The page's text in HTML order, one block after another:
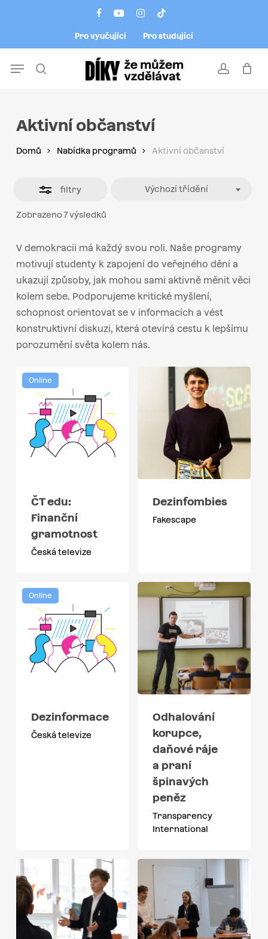
facebookyoutubeinstagram
tiktok
Pro vyučující Pro studující
account
Menu
Aktivní občanství
Domů Nabídka programů Aktivní občanství
filtry
Zobrazeno 7 výsledků
Výchozí třídění
V demokracii má každý svou roli. Naše programy
motivují studenty k zapojení do veřejného dění a
ukazují způsoby, jak mohou sami aktivně měnit věci
kolem sebe. Podporujeme kritické myšlení,
schopnost orientovat se v informacích a vést
konstruktivní diskuzi, která otevírá cestu k lepšímu
porozumění světa kolem nás.
Online
ČT edu:
Finanční
gramotnost
Česká televize
Dezinfombies
Fakescape
Online
Dezinformace
Česká televize
Odhalování
korupce,
daňové ráje
a praní
špinavých
peněz
Transparency
International